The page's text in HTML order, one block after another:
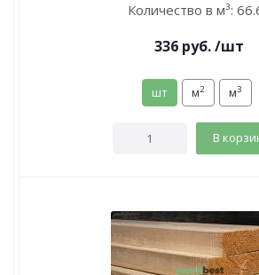
Количество в м³:
336 руб./шт
шт м2 м3
В